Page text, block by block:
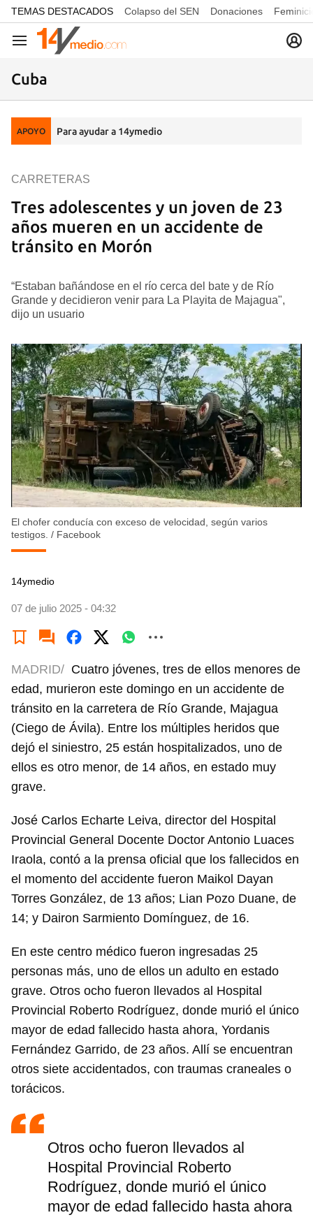
common.go-to-content
TEMAS DESTACADOS Colapso del SEN Donaciones
Navegación
Cuba
APOYO Para ayudar a 14ymedio
Tres adolescentes y un joven de 23
años mueren en un accidente de
tránsito en Morón
CARRETERAS
“Estaban bañándose en el río cerca del bate y de Río
Grande y decidieron venir para La Playita de Majagua",
dijo un usuario
El chofer conducía con exceso de velocidad, según varios
testigos. / Facebook
14ymedio
07 de julio 2025 - 04:32
MADRID/ Cuatro jóvenes, tres de ellos menores de
edad, murieron este domingo en un accidente de
tránsito en la carretera de Río Grande, Majagua
(Ciego de Ávila). Entre los múltiples heridos que
dejó el siniestro, 25 están hospitalizados, uno de
ellos es otro menor, de 14 años, en estado muy
grave.
José Carlos Echarte Leiva, director del Hospital
Provincial General Docente Doctor Antonio Luaces
Iraola, contó a la prensa oficial que los fallecidos en
el momento del accidente fueron Maikol Dayan
Torres González, de 13 años; Lian Pozo Duane, de
14; y Dairon Sarmiento Domínguez, de 16.
En este centro médico fueron ingresadas 25
personas más, uno de ellos un adulto en estado
grave. Otros ocho fueron llevados al Hospital
Provincial Roberto Rodríguez, donde murió el único
mayor de edad fallecido hasta ahora, Yordanis
Fernández Garrido, de 23 años. Allí se encuentran
otros siete accidentados, con traumas craneales o
torácicos.
Otros ocho fueron llevados al
Hospital Provincial Roberto
Rodríguez, donde murió el único
mayor de edad fallecido hasta ahora